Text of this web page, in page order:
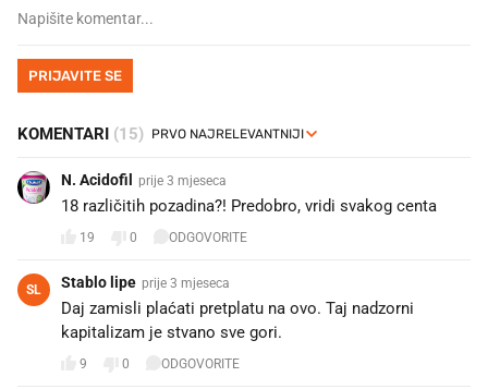
PRIJAVITE SE
KOMENTARI (15)
N. Acidofil prije 3 mjeseca
18 različitih pozadina?! Predobro, vridi svakog centa
19 0 ODGOVORITE
SL Stablo lipe prije 3 mjeseca
Daj zamisli plaćati pretplatu na ovo. Taj nadzorni
kapitalizam je stvano sve gori.
9 0 ODGOVORITE